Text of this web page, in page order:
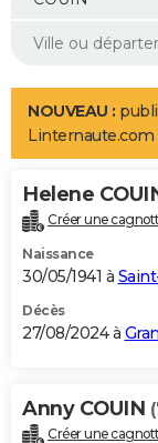
Mobiles
Meilleur smartphone
Internet
Ordinateurs
Jeux vidéo
Guide high-tech
Aménagement
LIFESTYLE
Art de vivre
Bien-être
Loisirs
Mode
Modes de vie
Alimentation
Guide de la santé
Maladies
Médicaments
Sommeil
VOYAGE
Destinations
City break
Voyage nature
Voyage de noces
Forum
Climat
+PHOTO
GUIDES D'ACHAT
BONS PLANS
Carte de Noël
Carte Bonne année
Carte Saint-Valentin
Carte Pâques
Carte d'anniversaire
DICTIONNAIRE
NOUVEAU :
Linternaute.com
Helene
Créer une
Naissance
30/05/1941 à
Décès
27/08/2024 à
Anny COUIN
Créer une